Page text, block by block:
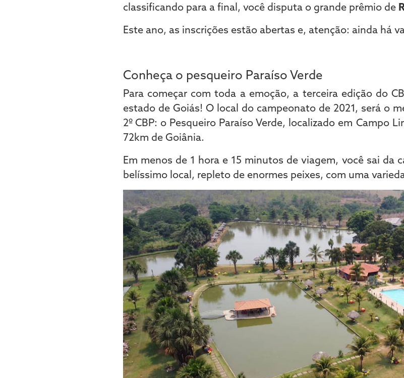
classificando para a final, você disputa o grande prêmio de
Este ano, as inscrições estão abertas e, atenção: ainda há
Conheça o pesqueiro Paraíso Verde
Para começar com toda a emoção, a terceira edição do
estado de Goiás! O local do campeonato de 2021, será o
2º CBP: o Pesqueiro Paraíso Verde, localizado em Campo
72km de Goiânia.
Em menos de 1 hora e 15 minutos de viagem, você sai da
belíssimo local, repleto de enormes peixes, com uma